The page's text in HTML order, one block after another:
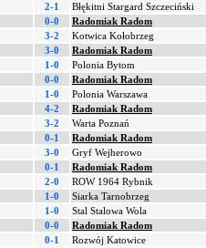
2-1 Błękitni Stargard Szczeciński
0-0 Radomiak Radom
3-2 Kotwica Kołobrzeg
3-0 Radomiak Radom
1-0 Polonia Bytom
0-0 Radomiak Radom
1-0 Polonia Warszawa
4-2 Radomiak Radom
3-2 Warta Poznań
0-1 Radomiak Radom
3-0 Gryf Wejherowo
0-1 Radomiak Radom
2-0 ROW 1964 Rybnik
1-0 Siarka Tarnobrzeg
1-0 Stal Stalowa Wola
0-0 Radomiak Radom
0-1 Rozwój Katowice